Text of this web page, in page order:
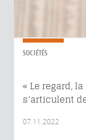
SOCIÉTÉS
« Le regard,
s’articulent
07.11.2022